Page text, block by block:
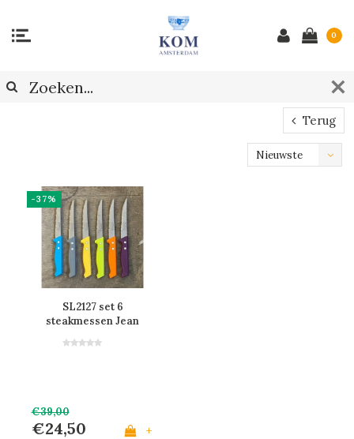
0
Terug
Nieuwste
-37%
SL2127 set 6
steakmessen Jean
€39,00
€24,50 +